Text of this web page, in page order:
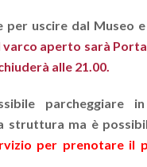
per uscire dal Museo
varco aperto sarà
alle 21.00.
parcheggiare
struttura ma è
per prenotare il